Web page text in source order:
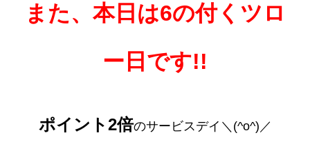
また、本日は6の付くツロ
ー日です!!
ポイント2倍のサービスデイ＼(^o^)／